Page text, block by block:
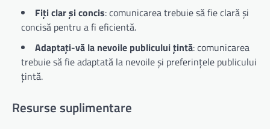
Fiți clar și concis: comunicarea trebuie să fie clară și
concisă pentru a fi eficientă.
Adaptați-vă la nevoile publicului țintă: comunicarea
trebuie să fie adaptată la nevoile și preferințele publicului
țintă.
Resurse suplimentare